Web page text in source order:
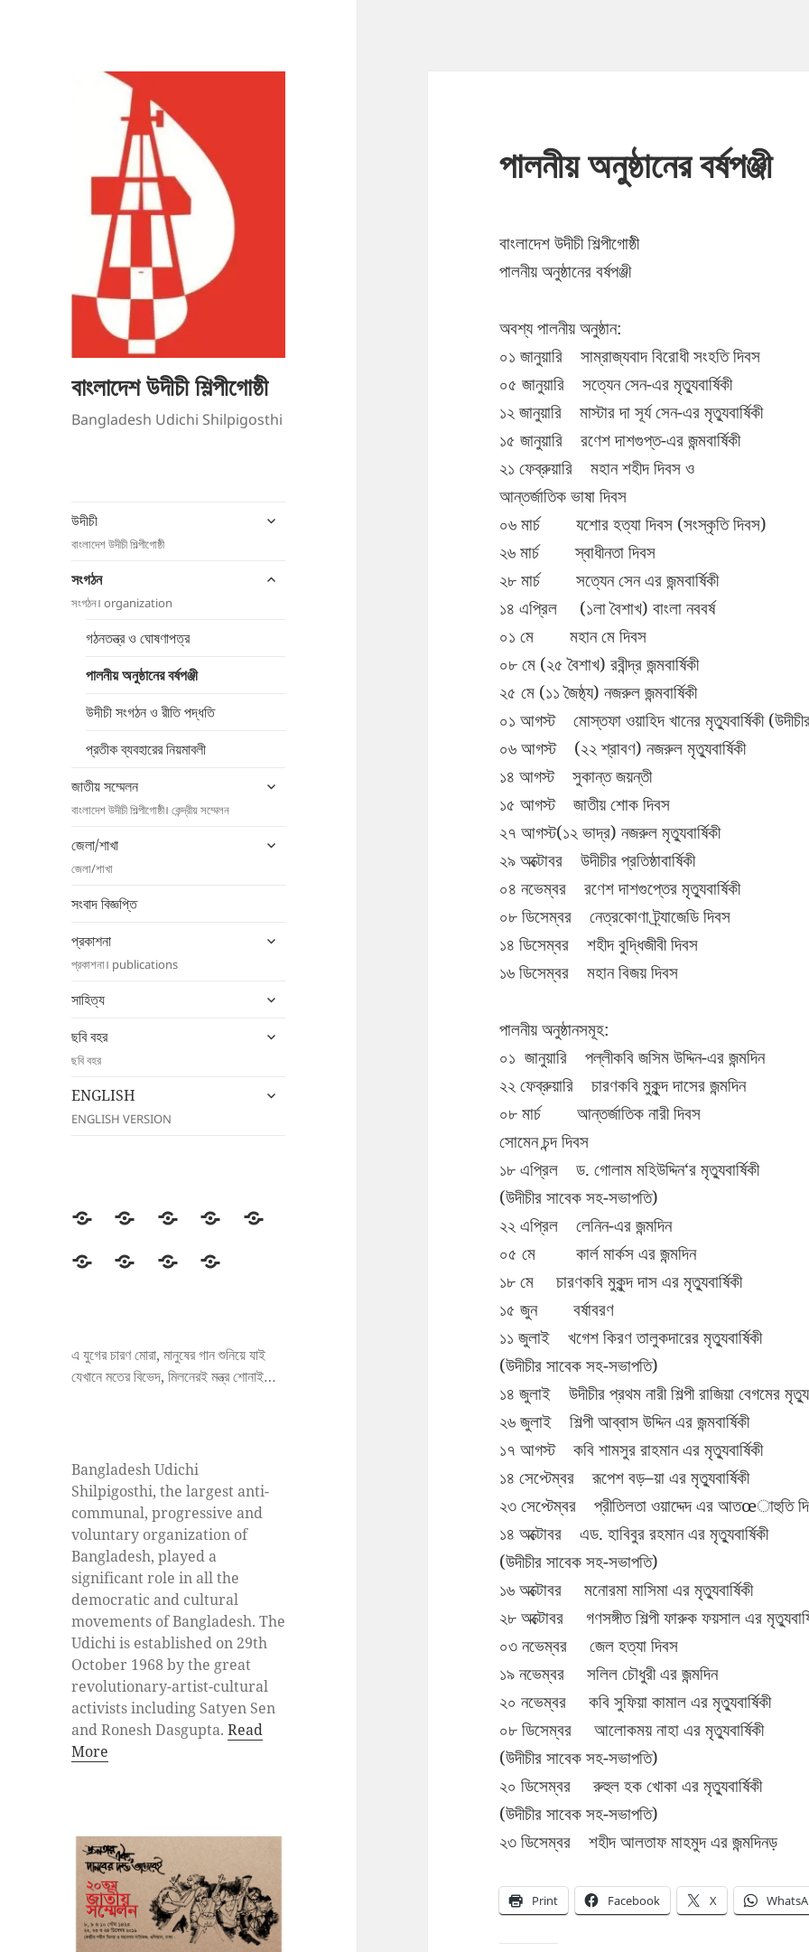
বাংলাদেশ উদীচী শিল্পীগোষ্ঠী
Bangladesh Udichi Shilpigosthi
উদীচী
বাংলাদেশ উদীচী শিল্পীগোষ্ঠী
expand
সংগঠন
সংগঠন। organization
expand
গঠনতন্ত্র ও ঘোষণাপত্র
পালনীয় অনুষ্ঠানের বর্ষপঞ্জী
উদীচী সংগঠন ও রীতি পদ্ধতি
প্রতীক ব্যবহারের নিয়মাবলী
জাতীয় সম্মেলন
বাংলাদেশ উদীচী শিল্পীগোষ্ঠী। কেন্দ্রীয় সম্মেলন
expand
জেলা/শাখা
জেলা/শাখা
expand
সংবাদ বিজ্ঞপ্তি
প্রকাশনা
প্রকাশনা। publications
expand
সাহিত্য
expand
menu
ছবি বহর
ছবি বহর
expand
ENGLISH
ENGLISH VERSION
expand
উদীচী সংগঠন
জাতীয়
জেলা/
সংবাদ
প্রকাশনাসাহিত্য
ছবি
ENGLISH
এ যুগের চারণ মোরা, মানুষের গান শুনিয়ে যাই
যেখানে মতের বিভেদ, মিলনেরই মন্ত্র শোনাই…
Bangladesh Udichi
Shilpigosthi, the largest anti-
communal, progressive and
voluntary organization of
Bangladesh, played a
significant role in all the
democratic and cultural
movements of Bangladesh. The
Udichi is established on 29th
October 1968 by the great
revolutionary-artist-cultural
activists including Satyen Sen
and Ronesh Dasgupta.Read
More
পালনীয় অনুষ্ঠানের বর্ষপঞ্জী
বাংলাদেশ উদীচী শিল্পীগোষ্ঠী
পালনীয় অনুষ্ঠানের বর্ষপঞ্জী
অবশ্য পালনীয় অনুষ্ঠান:
০১ জানুয়ারি সাম্রাজ্যবাদ বিরোধী সংহতি দিবস
০৫ জানুয়ারি সত্যেন সেন-এর মৃত্যুবার্ষিকী
১২ জানুয়ারি মাস্টার দা সূর্য সেন-এর মৃত্যুবার্ষিকী
১৫ জানুয়ারি রণেশ দাশগুপ্ত-এর জন্মবার্ষিকী
২১ ফেব্রুয়ারি মহান শহীদ দিবস ও
আন্তর্জাতিক ভাষা দিবস
০৬ মার্চ যশোর হত্যা দিবস (সংস্কৃতি দিবস)
২৬ মার্চ স্বাধীনতা দিবস
২৮ মার্চ সত্যেন সেন এর জন্মবার্ষিকী
১৪ এপ্রিল (১লা বৈশাখ) বাংলা নববর্ষ
০১ মে মহান মে দিবস
০৮ মে (২৫ বৈশাখ) রবীন্দ্র জন্মবার্ষিকী
২৫ মে (১১ জৈষ্ঠ্য) নজরুল জন্মবার্ষিকী
০১ আগস্ট মোস্তফা ওয়াহিদ খানের মৃত্যুবার্ষিকী
০৬ আগস্ট (২২ শ্রাবণ) নজরুল মৃত্যুবার্ষিকী
১৪ আগস্ট সুকান্ত জয়ন্তী
১৫ আগস্ট জাতীয় শোক দিবস
২৭ আগস্ট(১২ ভাদ্র) নজরুল মৃত্যুবার্ষিকী
২৯ অক্টোবর উদীচীর প্রতিষ্ঠাবার্ষিকী
০৪ নভেম্বর রণেশ দাশগুপ্তের মৃত্যুবার্ষিকী
০৮ ডিসেম্বর নেত্রকোণা ট্র্যাজেডি দিবস
১৪ ডিসেম্বর শহীদ বুদ্ধিজীবী দিবস
১৬ ডিসেম্বর মহান বিজয় দিবস
পালনীয় অনুষ্ঠানসমূহ:
০১ জানুয়ারি পল্লীকবি জসিম উদ্দিন-এর জন্মদিন
২২ ফেব্রুয়ারি চারণকবি মুকুন্দ দাসের জন্মদিন
০৮ মার্চ আন্তর্জাতিক নারী দিবস
সোমেন চন্দ দিবস
১৮ এপ্রিল ড. গোলাম মহিউদ্দিন‘র মৃত্যুবার্ষিকী
(উদীচীর সাবেক সহ-সভাপতি)
২২ এপ্রিল লেনিন-এর জন্মদিন
০৫ মে কার্ল মার্কস এর জন্মদিন
১৮ মে চারণকবি মুকুন্দ দাস এর মৃত্যুবার্ষিকী
১৫ জুন বর্ষাবরণ
১১ জুলাই খগেশ কিরণ তালুকদারের মৃত্যুবার্ষিকী
(উদীচীর সাবেক সহ-সভাপতি)
১৪ জুলাই উদীচীর প্রথম নারী শিল্পী রাজিয়া বেগমের
২৬ জুলাই শিল্পী আব্বাস উদ্দিন এর জন্মবার্ষিকী
১৭ আগস্ট কবি শামসুর রাহমান এর মৃত্যুবার্ষিকী
১৪ সেপ্টেম্বর রূপেশ বড়–য়া এর মৃত্যুবার্ষিকী
২৩ সেপ্টেম্বর প্রীতিলতা ওয়াদ্দেদ এর আতœাহুতি
১৪ অক্টোবর এড. হাবিবুর রহমান এর মৃত্যুবার্ষিকী
(উদীচীর সাবেক সহ-সভাপতি)
১৬ অক্টোবর মনোরমা মাসিমা এর মৃত্যুবার্ষিকী
২৮ অক্টোবর গণসঙ্গীত শিল্পী ফারুক ফয়সাল এর
০৩ নভেম্বর জেল হত্যা দিবস
১৯ নভেম্বর সলিল চৌধুরী এর জন্মদিন
২০ নভেম্বর কবি সুফিয়া কামাল এর মৃত্যুবার্ষিকী
০৮ ডিসেম্বর আলোকময় নাহা এর মৃত্যুবার্ষিকী
(উদীচীর সাবেক সহ-সভাপতি)
২০ ডিসেম্বর রুহুল হক খোকা এর মৃত্যুবার্ষিকী
(উদীচীর সাবেক সহ-সভাপতি)
২৩ ডিসেম্বর শহীদ আলতাফ মাহমুদ এর জন্মদিনড়
Print Facebook X